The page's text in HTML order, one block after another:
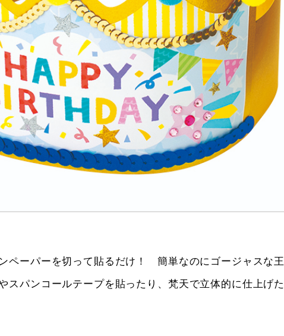
ペーパーを切って貼るだけ！ 簡単なのにゴージャスな王
スパンコールテープを貼ったり、梵天で立体的に仕上げた